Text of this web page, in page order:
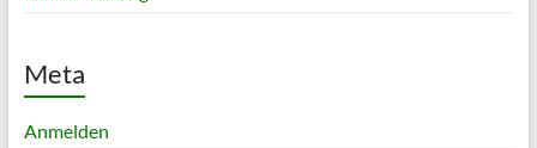
Meta
Anmelden